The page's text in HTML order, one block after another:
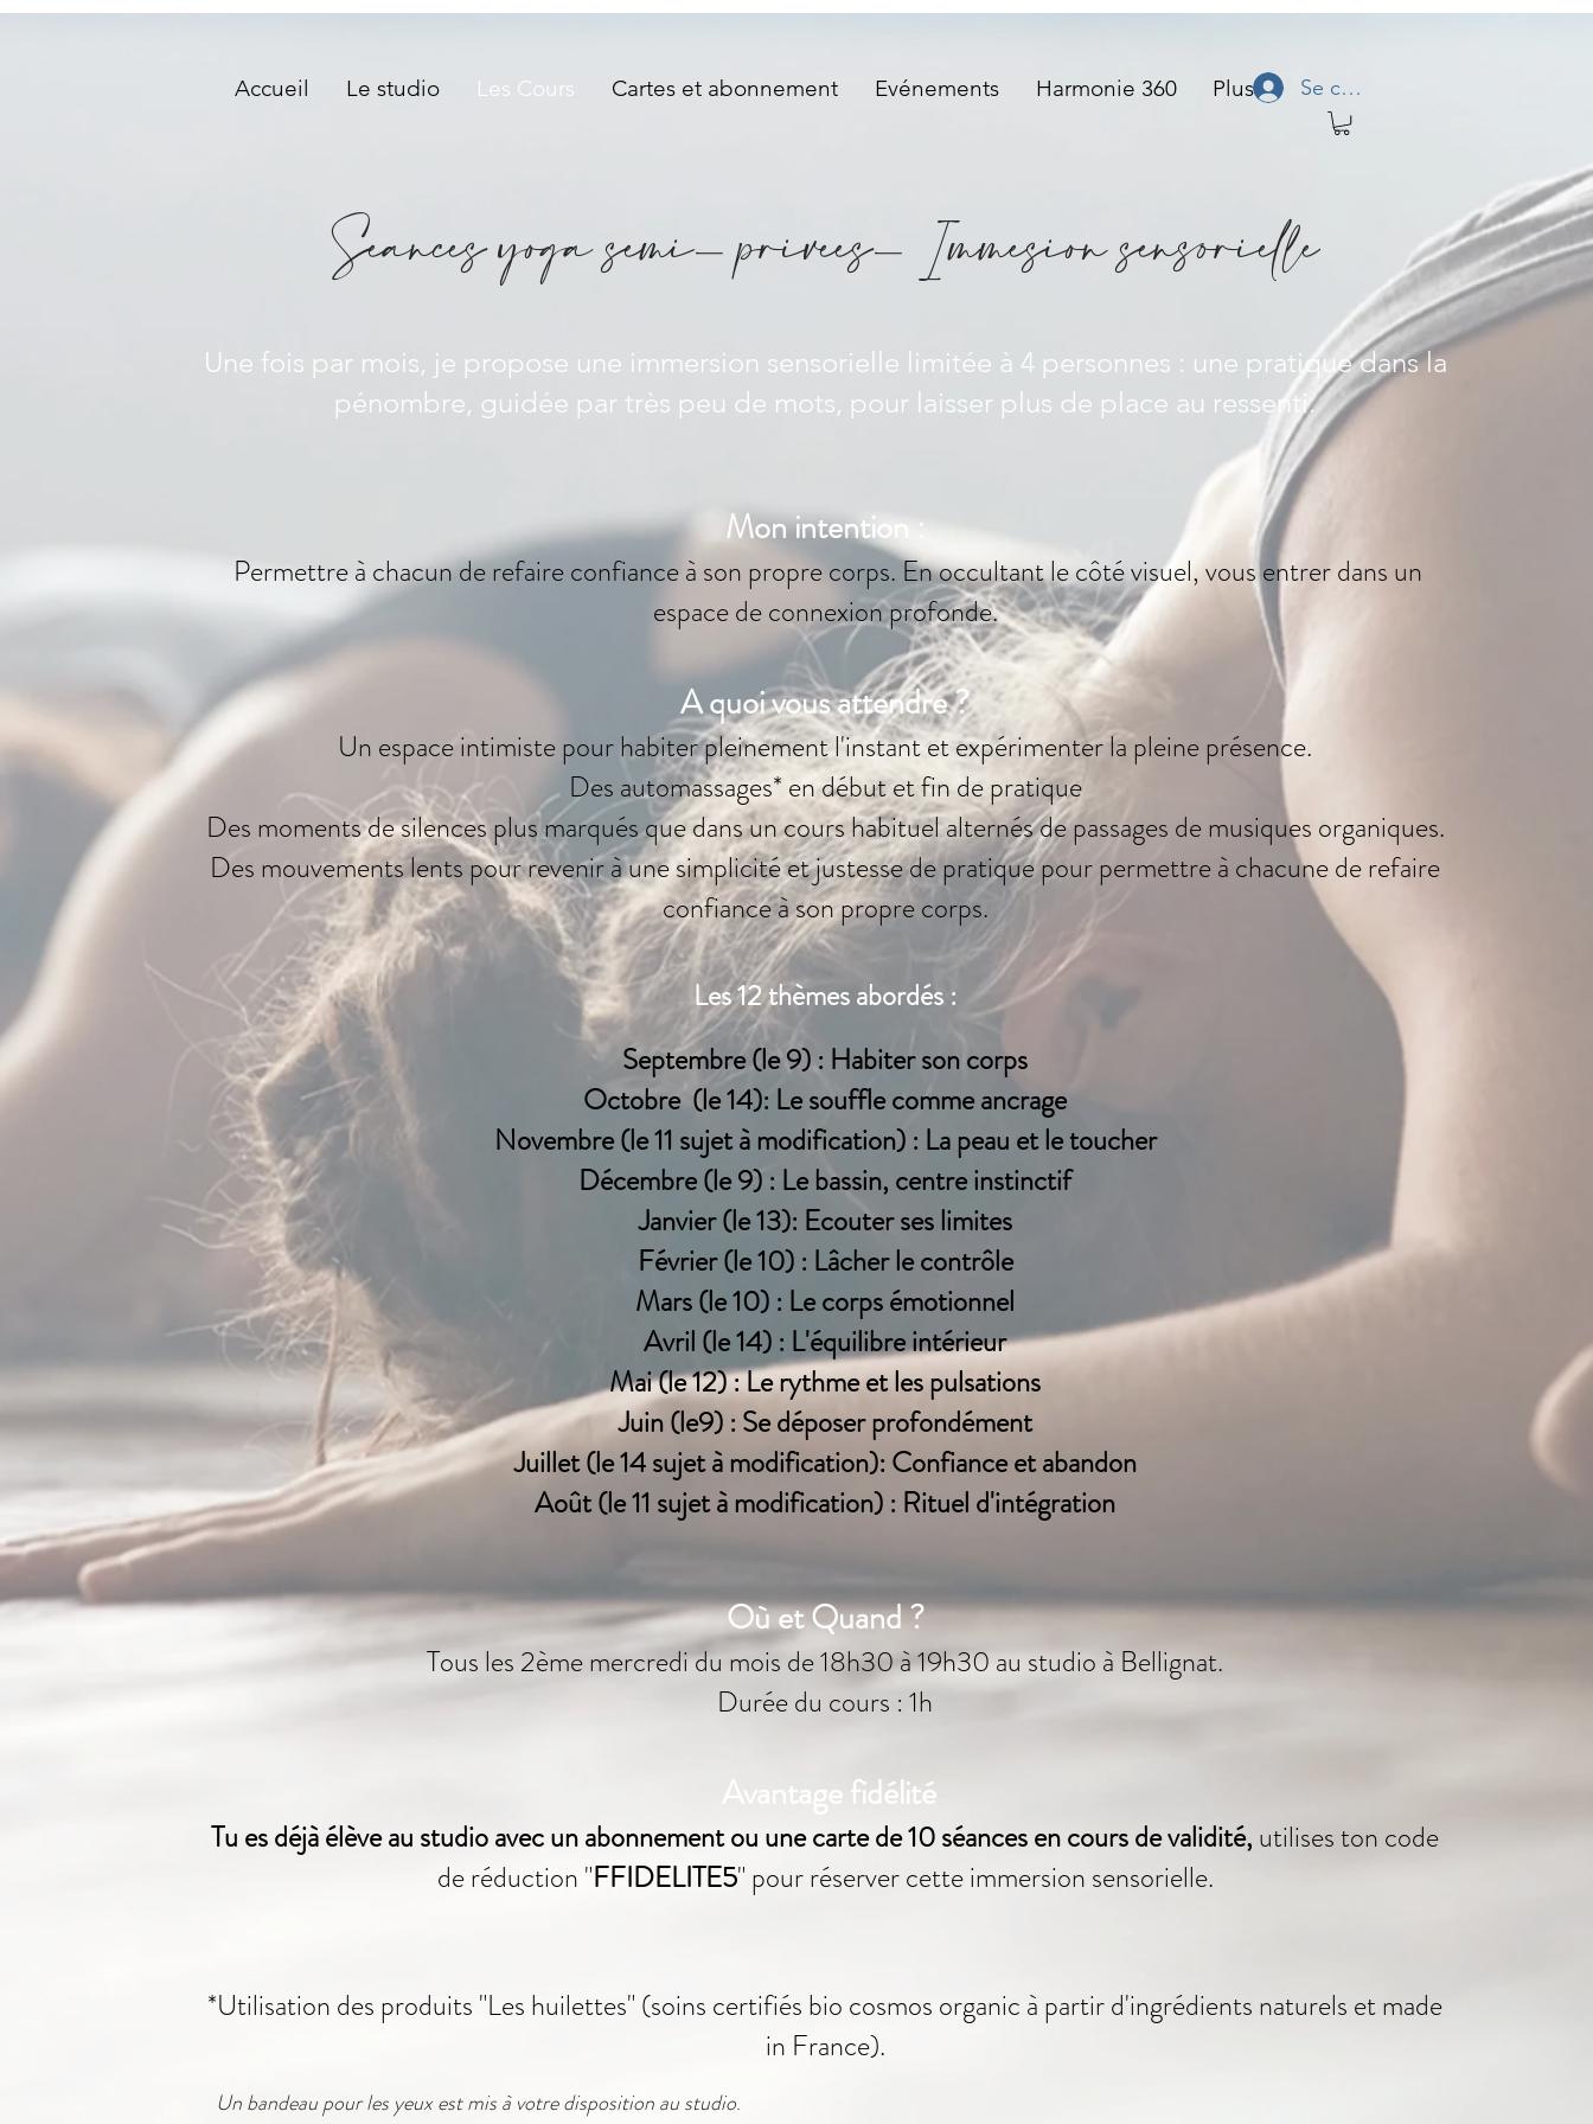
Accueil Le studio Les Cours Cartes et abonnement Evénements Harmonie 360 Plus Se connecter
Séances yoga sémi- privées- Immesion sensorielle
Une fois par mois, je propose une immersion sensorielle limitée à 4 personnes : une pratique dans la
pénombre, guidée par très peu de mots, pour laisser plus de place au ressenti.
Mon intention :
Permettre à chacun de refaire confiance à son propre corps. En occultant le côté visuel, vous entrer dans un
espace de connexion profonde.
A quoi vous attendre ?
​Un espace intimiste pour habiter pleinement l'instant et expérimenter la pleine présence.
Des automassages* en début et fin de pratique
Des moments de silences plus marqués que dans un cours habituel alternés de passages de musiques organiques.
Des mouvements lents pour revenir à une simplicité et justesse de pratique pour permettre à chacune de refaire
confiance à son propre corps.
Les 12 thèmes abordés :
Septembre (le 9) : Habiter son corps
Octobre (le 14): Le souffle comme ancrage
Novembre (le 11 sujet à modification) : La peau et le toucher
Décembre (le 9) : Le bassin, centre instinctif
Janvier (le 13): Ecouter ses limites
Février (le 10) : Lâcher le contrôle
Mars (le 10) : Le corps émotionnel
Avril (le 14) : L'équilibre intérieur
Mai (le 12) : Le rythme et les pulsations
Juin (le9) : Se déposer profondément
Juillet (le 14 sujet à modification): Confiance et abandon
Août (le 11 sujet à modification) : Rituel d'intégration
Où et Quand ?
Tous les 2ème mercredi du mois de 18h30 à 19h30 au studio à Bellignat.
Durée du cours : 1h
Avantage fidélité
Tu es déjà élève au studio avec un abonnement ou une carte de 10 séances en cours de validité, utilises ton code
de réduction "FFIDELITE5" pour réserver cette immersion sensorielle.
*Utilisation des produits "Les huilettes" (soins certifiés bio cosmos organic à partir d'ingrédients naturels et made
in France).
Un bandeau pour les yeux est mis à votre disposition au studio.